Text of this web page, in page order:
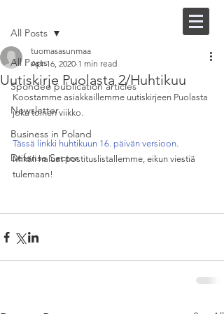
All Posts
Spondeo publication articles
Newsletter
Business in Poland
Defense Sector
All Posts
Uutiskirje Puolasta 2/Huhtikuu
tuomasasunmaa
Apr 16, 2020 1 min read
Koostamme asiakkaillemme uutiskirjeen Puolasta
joka toinen viikko.
Tässä linkki huhtikuun 16. päivän versioon.
Mikäli haluat postituslistallemme, eikun viestiä
tulemaan!